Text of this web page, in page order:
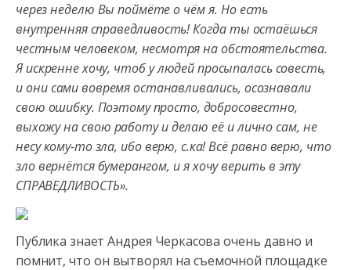
через неделю Вы поймёте о чём я. Но есть
внутренняя справедливость! Когда ты остаёшься
честным человеком, несмотря на обстоятельства.
Я искренне хочу, чтоб у людей просыпалась совесть,
и они сами вовремя останавливались, осознавали
свою ошибку. Поэтому просто, добросовестно,
выхожу на свою работу и делаю её и лично сам, не
несу кому-то зла, ибо верю, с.ка! Всё равно верю, что
зло вернётся бумерангом, и я хочу верить в эту
СПРАВЕДЛИВОСТЬ».
Публика знает Андрея Черкасова очень давно и
помнит, что он вытворял на съемочной площадке